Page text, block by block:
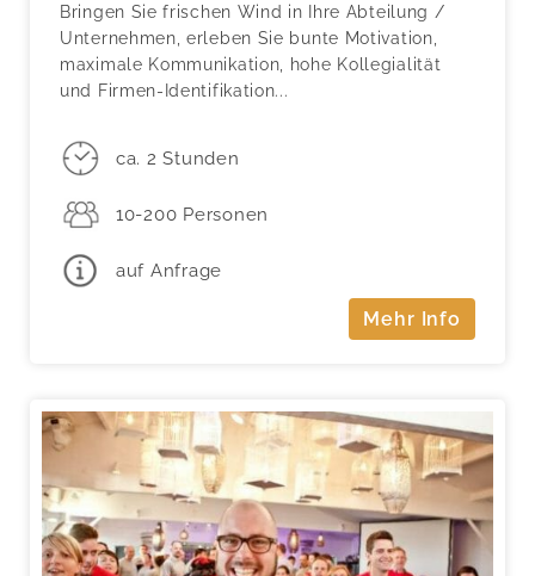
Bringen Sie frischen Wind in Ihre Abteilung /
Unternehmen, erleben Sie bunte Motivation,
maximale Kommunikation, hohe Kollegialität
und Firmen-Identifikation...
ca. 2 Stunden
10-200 Personen
auf Anfrage
Mehr Info